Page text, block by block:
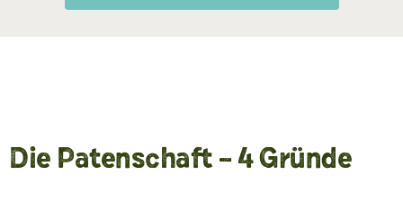
Die Patenschaft – 4 Gründe